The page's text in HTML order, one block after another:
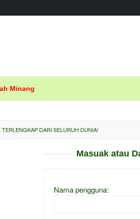
Minang
DARI SELURUH DUNIA!
Masuak atau
Nama pengguna: